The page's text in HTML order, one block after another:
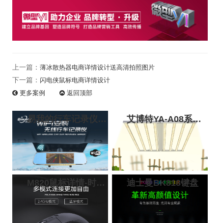
上一篇： 薄冰散热器电商详情设计送高清拍照图片
下一篇： 闪电侠鼠标电商详情设计
更多案例 返回顶部
易我的行车记录仪详情设计
易我的行车记录仪详情设计
电商美图设计 淘宝详情设计
店铺装修设计 无线行业记录
仪宣传设计
艾博特YA-A08系列680w详情页
M820鼠标详情-时代节点 迪士曼BK818键盘
键盘电商详情设计|键盘亚马